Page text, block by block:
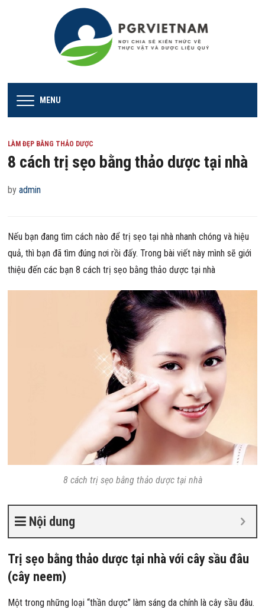
MENU
LÀM ĐẸP BẰNG THẢO DƯỢC
8 cách trị sẹo bằng thảo dược tại nhà
byadmin
Nếu bạn đang tìm cách nào để trị sẹo tại nhà nhanh chóng và hiệu
quả, thì bạn đã tìm đúng nơi rồi đấy. Trong bài viết này mình sẽ giới
thiệu đến các bạn 8 cách trị sẹo bằng thảo dược tại nhà
8 cách trị sẹo bằng thảo dược tại nhà
Nội dung
Trị sẹo bằng thảo dược tại nhà với cây sầu đâu
(cây neem)
Một trong những loại “thần dược” làm sáng da chính là cây sầu đâu.